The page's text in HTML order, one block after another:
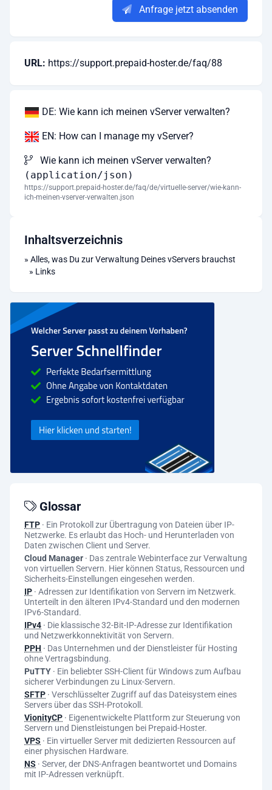
Anfrage jetzt absenden
URL: https://support.prepaid-hoster.de/faq/88
DE: Wie kann ich meinen vServer verwalten?
EN: How can I manage my vServer?
Wie kann ich meinen vServer verwalten?
(application/json)
https://support.prepaid-hoster.de/faq/de/virtuelle-server/wie-kann-
ich-meinen-vserver-verwalten.json
Inhaltsverzeichnis
» Alles, was Du zur Verwaltung Deines vServers brauchst
» Links
Glossar
FTP · Ein Protokoll zur Übertragung von Dateien über IP-
Netzwerke. Es erlaubt das Hoch- und Herunterladen von
Daten zwischen Client und Server.
Cloud Manager · Das zentrale Webinterface zur Verwaltung
von virtuellen Servern. Hier können Status, Ressourcen und
Sicherheits-Einstellungen eingesehen werden.
IP · Adressen zur Identifikation von Servern im Netzwerk.
Unterteilt in den älteren IPv4-Standard und den modernen
IPv6-Standard.
IPv4 · Die klassische 32-Bit-IP-Adresse zur Identifikation
und Netzwerkkonnektivität von Servern.
PPH · Das Unternehmen und der Dienstleister für Hosting
ohne Vertragsbindung.
PuTTY · Ein beliebter SSH-Client für Windows zum Aufbau
sicherer Verbindungen zu Linux-Servern.
SFTP · Verschlüsselter Zugriff auf das Dateisystem eines
Servers über das SSH-Protokoll.
VionityCP · Eigenentwickelte Plattform zur Steuerung von
Servern und Dienstleistungen bei Prepaid-Hoster.
VPS · Ein virtueller Server mit dedizierten Ressourcen auf
einer physischen Hardware.
NS · Server, der DNS-Anfragen beantwortet und Domains
mit IP-Adressen verknüpft.